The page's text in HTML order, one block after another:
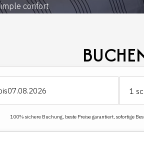
confort
1
100% sichere Buchung, beste Preise garantiert, sofortige